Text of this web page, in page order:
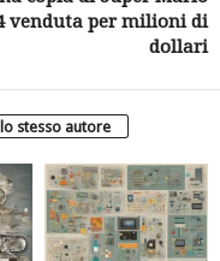
venduta per milioni di
dollari
stesso autore